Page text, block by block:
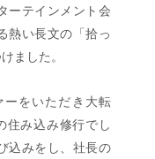
ーテインメント会
熱い長文の「拾っ
ました。
をいただき大転
住み込み修行でし
込みをし、社長の